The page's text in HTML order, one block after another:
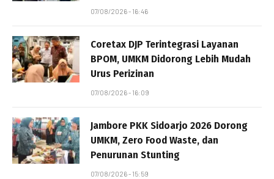
07/08/2026 - 16:46
Coretax DJP Terintegrasi Layanan
BPOM, UMKM Didorong Lebih Mudah
Urus Perizinan
07/08/2026 - 16:09
Jambore PKK Sidoarjo 2026 Dorong
UMKM, Zero Food Waste, dan
Penurunan Stunting
07/08/2026 - 15:59